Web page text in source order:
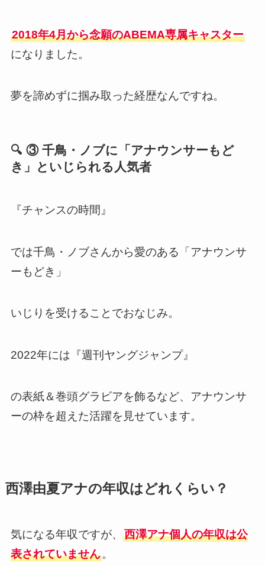
2018年4月から念願のABEMA専属キャスター
になりました。
夢を諦めずに掴み取った経歴なんですね。
🔍 ③ 千鳥・ノブに「アナウンサーもど
き」といじられる人気者
『チャンスの時間』
では千鳥・ノブさんから愛のある「アナウンサ
ーもどき」
いじりを受けることでおなじみ。
2022年には『週刊ヤングジャンプ』
の表紙＆巻頭グラビアを飾るなど、アナウンサ
ーの枠を超えた活躍を見せています。
西澤由夏アナの年収はどれくらい？
気になる年収ですが、 西澤アナ個人の年収は公
表されていません。